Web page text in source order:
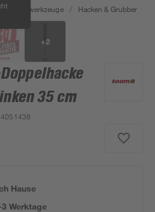
/ Hacken & Grubber
+2
35 cm
4051438
Hause
Werktage